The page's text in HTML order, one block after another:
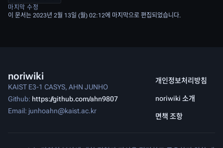
마지막 수정
이 문서는 2023년 2월 13일 (월) 02:12에 마지막으로 편집되었습니다.
noriwiki
KAIST E3-1 CASYS, AHN JUNHO
Github: https://github.com/ahn9807
Email: junhoahn@kaist.ac.kr
개인정보처리방침
noriwiki 소개
면책 조항